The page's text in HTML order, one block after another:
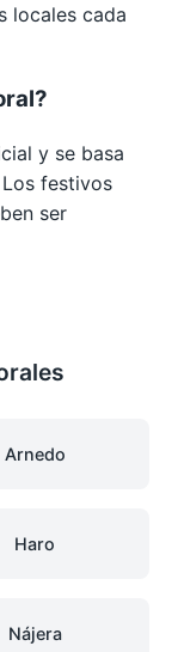
locales cada
y se basa
festivos
ser
Arnedo
Haro
Nájera